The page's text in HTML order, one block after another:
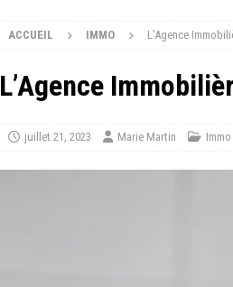
ACCUEIL IMMO L’Agence
L’Agence
juillet 21, 2023 Marie Martin Immo